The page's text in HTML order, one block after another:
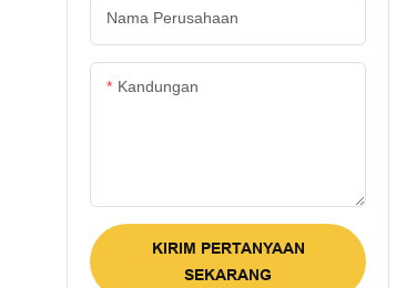
Nama Perusahaan
Kandungan
KIRIM PERTANYAAN
SEKARANG